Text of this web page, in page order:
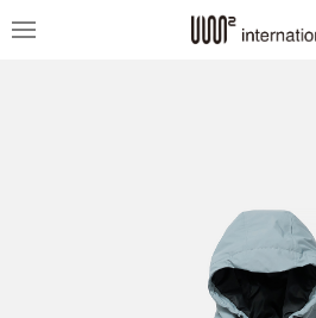
메